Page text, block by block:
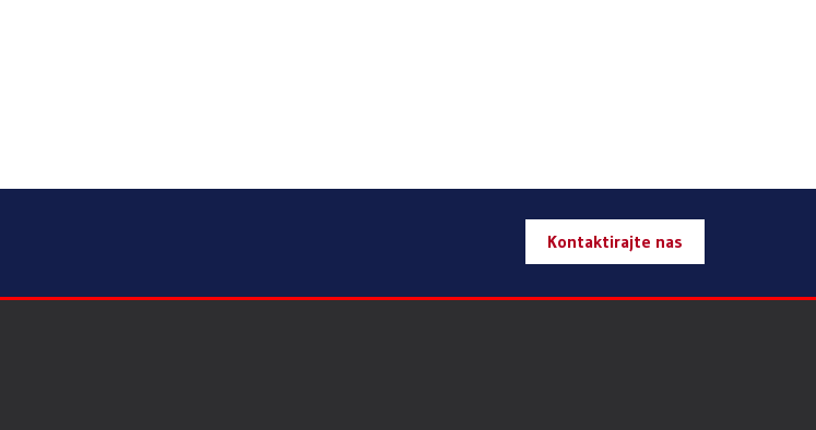
Kontaktirajte nas